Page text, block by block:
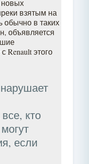
новых
взятым на
обычно в таких
объявляется
Renault этого
кто
если